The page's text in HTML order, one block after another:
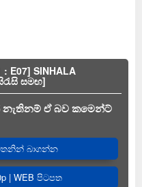
: E07] SINHALA
සමඟ]
ඒ බව කමෙන්ට්
බාගන්න
| WEB පිටපත